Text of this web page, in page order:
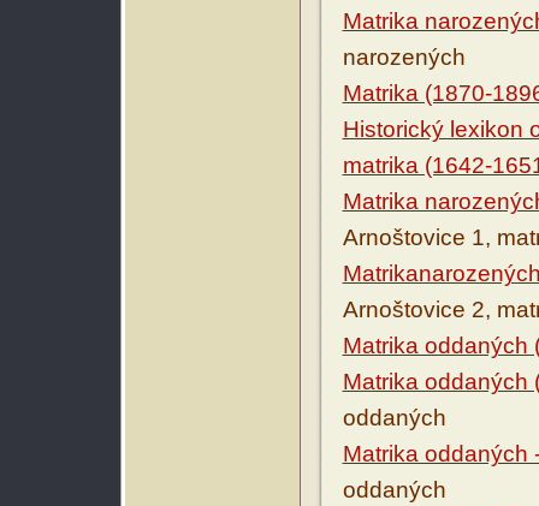
Matrika
narozených
Matrika (1870-
Historický lexikon
matrika (1642-
Matrika
Arnoštovice 1,
Arnoštovice 2,
Matrika oddaných
Matrika oddaných
oddaných
Matrika oddaných
oddaných